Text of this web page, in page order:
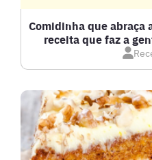
DOCES E
DRINKS
FRANGO
Comidinha que abraça
receita que faz a